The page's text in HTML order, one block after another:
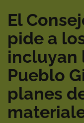
El
pide a
incluyan
Pueblo
planes